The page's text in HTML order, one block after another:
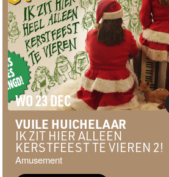
WO 23 DEC
VUILE HUICHELAAR
IK ZIT HIER ALLEEN
KERSTFEEST TE VIEREN 2!
Amusement